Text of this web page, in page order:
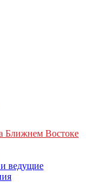
Ближнем Востоке
ведущие